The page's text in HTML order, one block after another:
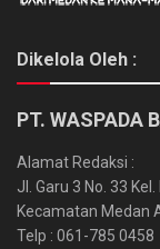
Dikelola Oleh :
PT. WASPADA
Alamat Redaksi :
Jl. Garu 3 No. 33 Kel.
Kecamatan Medan
Telp : 061-785 0458